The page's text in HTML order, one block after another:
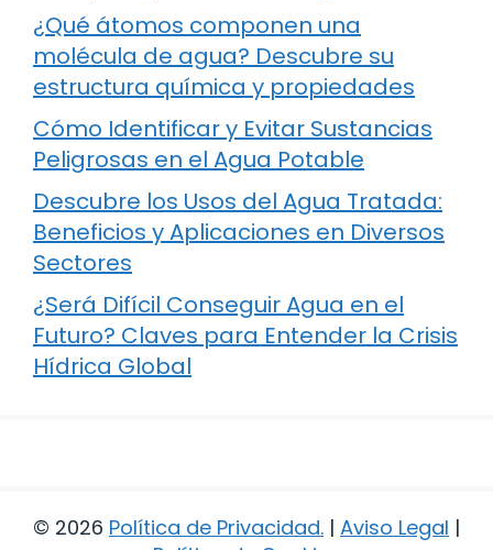
¿Qué átomos componen una
molécula de agua? Descubre su
estructura química y propiedades
Cómo Identificar y Evitar Sustancias
Peligrosas en el Agua Potable
Descubre los Usos del Agua Tratada:
Beneficios y Aplicaciones en Diversos
Sectores
¿Será Difícil Conseguir Agua en el
Futuro? Claves para Entender la Crisis
Hídrica Global
© 2026 Política de Privacidad. | Aviso Legal |